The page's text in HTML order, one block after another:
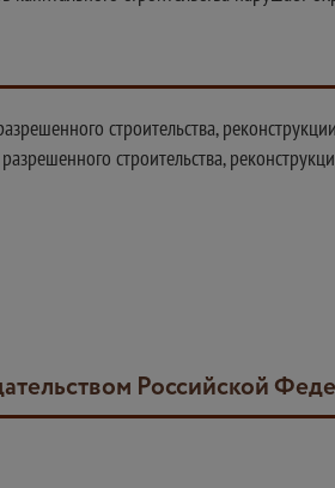
строительства,
строительства,
Российской